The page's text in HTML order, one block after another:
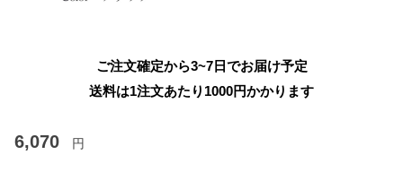
ご注文確定から3~7日でお届け予定
送料は1注文あたり 1000円かかります
6,070 円